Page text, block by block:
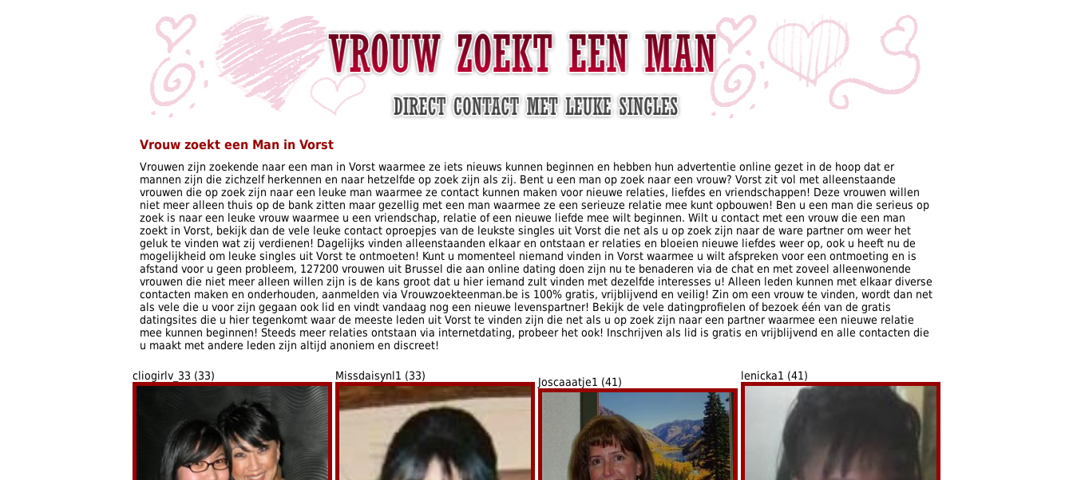
Vrouw zoekt een Man in Vorst
Vrouwen zijn zoekende naar een man in Vorst waarmee ze iets nieuws kunnen beginnen en hebben hun advertentie online gezet in de hoop dat er
mannen zijn die zichzelf herkennen en naar hetzelfde op zoek zijn als zij. Bent u een man op zoek naar een vrouw? Vorst zit vol met alleenstaande
vrouwen die op zoek zijn naar een leuke man waarmee ze contact kunnen maken voor nieuwe relaties, liefdes en vriendschappen! Deze vrouwen willen
niet meer alleen thuis op de bank zitten maar gezellig met een man waarmee ze een serieuze relatie mee kunt opbouwen! Ben u een man die serieus op
zoek is naar een leuke vrouw waarmee u een vriendschap, relatie of een nieuwe liefde mee wilt beginnen. Wilt u contact met een vrouw die een man
zoekt in Vorst, bekijk dan de vele leuke contact oproepjes van de leukste singles uit Vorst die net als u op zoek zijn naar de ware partner om weer het
geluk te vinden wat zij verdienen! Dagelijks vinden alleenstaanden elkaar en ontstaan er relaties en bloeien nieuwe liefdes weer op, ook u heeft nu de
mogelijkheid om leuke singles uit Vorst te ontmoeten! Kunt u momenteel niemand vinden in Vorst waarmee u wilt afspreken voor een ontmoeting en is
afstand voor u geen probleem, 127200 vrouwen uit Brussel die aan online dating doen zijn nu te benaderen via de chat en met zoveel alleenwonende
vrouwen die niet meer alleen willen zijn is de kans groot dat u hier iemand zult vinden met dezelfde interesses u! Alleen leden kunnen met elkaar diverse
contacten maken en onderhouden, aanmelden via Vrouwzoekteenman.be is 100% gratis, vrijblijvend en veilig! Zin om een vrouw te vinden, wordt dan net
als vele die u voor zijn gegaan ook lid en vindt vandaag nog een nieuwe levenspartner! Bekijk de vele datingprofielen of bezoek één van de gratis
datingsites die u hier tegenkomt waar de meeste leden uit Vorst te vinden zijn die net als u op zoek zijn naar een partner waarmee een nieuwe relatie
mee kunnen beginnen! Steeds meer relaties ontstaan via internetdating, probeer het ook! Inschrijven als lid is gratis en vrijblijvend en alle contacten die
u maakt met andere leden zijn altijd anoniem en discreet!
cliogirlv_33 (33) Missdaisynl1 (33) Joscaaatje1 (41) lenicka1 (41)